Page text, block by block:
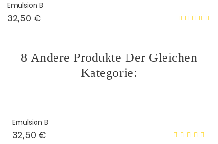
Emulsion B
32,50 €Preis
8 Andere Produkte Der Gleichen
Kategorie:
Emulsion B
32,50 €Preis